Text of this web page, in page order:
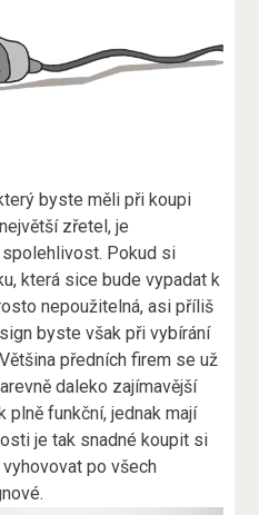
byste měli při koupi
zřetel, je
Pokud si
která sice bude vypadat k
nepoužitelná, asi příliš
byste však při vybírání
předních firem se už
daleko zajímavější
plně funkční, jednak mají
je tak snadné koupit si
po všech